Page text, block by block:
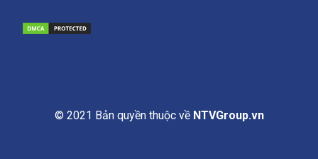
© 2021 Bản quyền thuộc về NTVGroup.vn